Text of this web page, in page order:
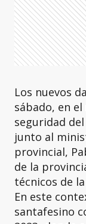
Los nuevos
sábado, en
seguridad
junto al
provincial,
de la
técnicos de
En este
santafesino